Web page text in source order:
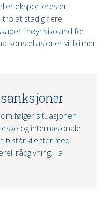
eksporteres er
tro at stadig flere
i høyrisikoland for
konstellasjoner vil bli mer
følger situasjonen
og internasjonale
bistår klienter med
rådgivning. Ta